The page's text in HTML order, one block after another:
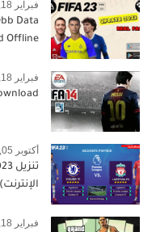
فبراير 18, 2023
Data
Offline
فبراير 18, 2023
أكتوبر 05, 2022
الإنترنت)
فبراير 18, 2023